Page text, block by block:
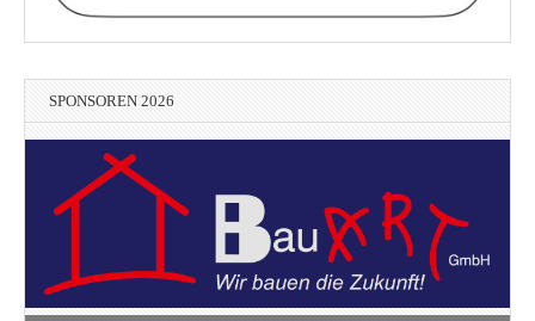
SPONSOREN 2026